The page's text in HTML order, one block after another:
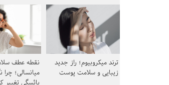
ترند میکروبیوم؛ راز جدید
زیبایی و سلامت پوست
نقطه عطف
میانسالی؛ چرا